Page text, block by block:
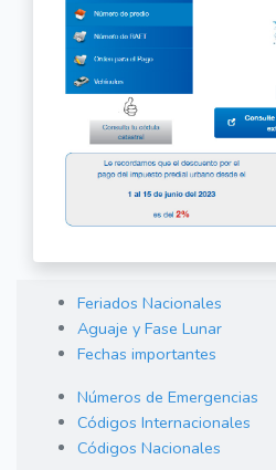
Feriados Nacionales
Aguaje y Fase Lunar
Fechas importantes
Números de Emergencias
Códigos Internacionales
Códigos Nacionales